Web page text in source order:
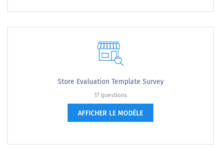
Store Evaluation Template Survey
17 questions
AFFICHER LE MODÈLE